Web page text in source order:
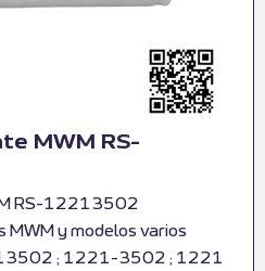
MWM RS-
RS-12213502
MWM y modelos varios
; 1221-3502 ; 1221